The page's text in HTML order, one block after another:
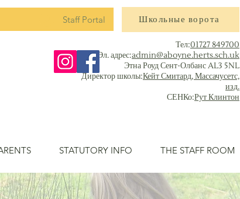
Staff Portal Школьные ворота
Тел:01727 849700
Эл. адрес:admin@aboyne.herts.sch.uk
Этна Роуд Сент-Олбанс AL3 5NL
Директор школы:Кейт Смитард, Массачусетс,
изд.
СЕНКо:Рут Клинтон
STATUTORY INFO THE STAFF ROOM